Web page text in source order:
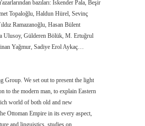
bazıları: İskender Pala, Beşir
Topaloğlu, Haldun Hürel, Sevinç
Ramazanoğlu, Hasan Bülent
Ulusoy, Gülderen Bölük, M. Ertuğrul
Yağmur, Sadiye Erol Aykaç…
Group. We set out to present the light
to the modern man, to explain Eastern
world of both old and new
Ottoman Empire in its every aspect,
and linguistics, studies on